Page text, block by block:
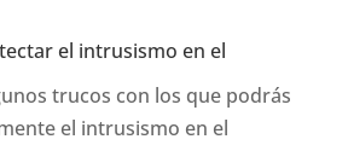
el intrusismo en el
trucos con los que podrás
el intrusismo en el